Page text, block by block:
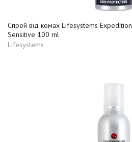
Спрей від комах Lifesystems Expedition
Sensitive 100 ml
Lifesystems